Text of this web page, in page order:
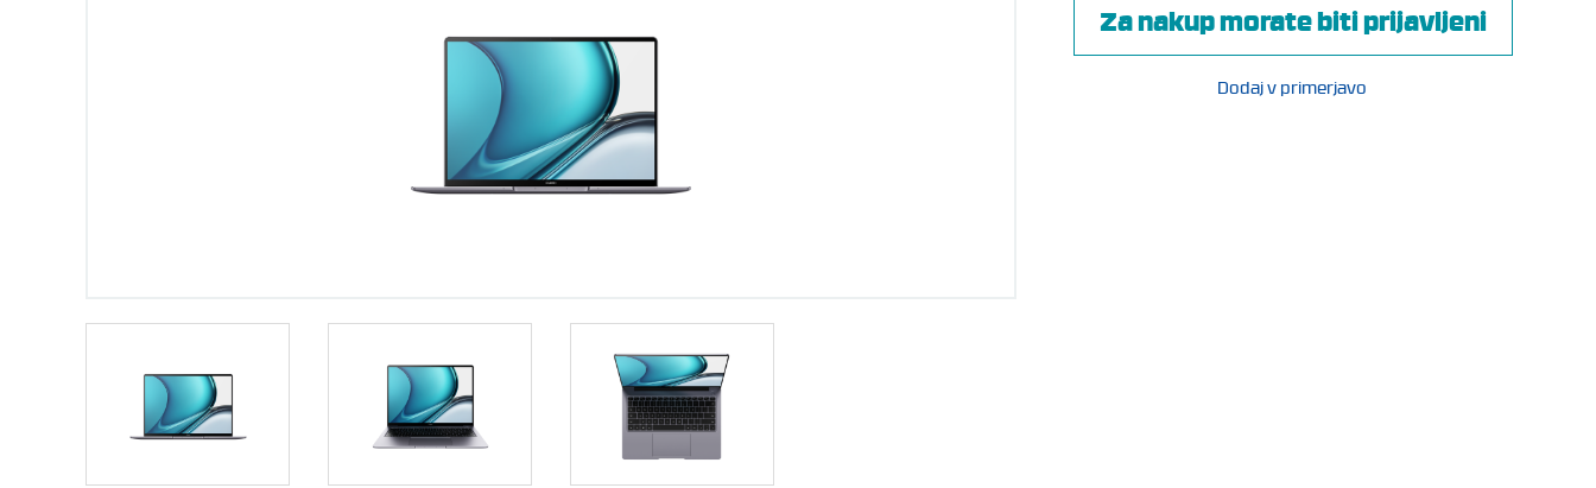
Za nakup morate biti prijavljeni
Dodaj v primerjavo